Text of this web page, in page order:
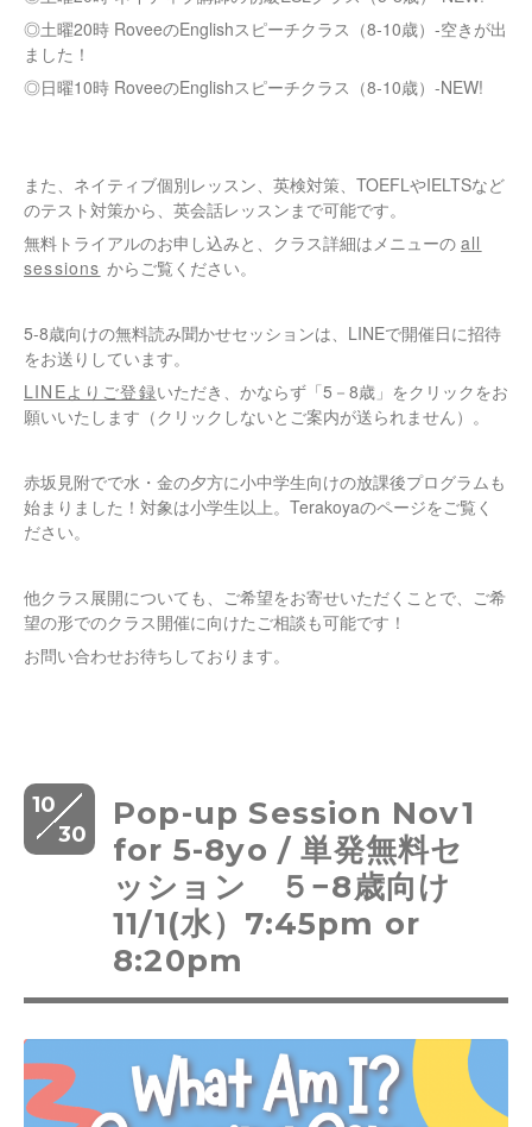
◎土曜20時 RoveeのEnglishスピーチクラス（8-10歳）-空きが出
ました！
◎日曜10時 RoveeのEnglishスピーチクラス（8-10歳）-NEW!
また、ネイティブ個別レッスン、英検対策、TOEFLやIELTSなど
のテスト対策から、英会話レッスンまで可能です。
無料トライアルのお申し込みと、クラス詳細はメニューの all
sessions からご覧ください。
5-8歳向けの無料読み聞かせセッションは、LINEで開催日に招待
をお送りしています。
LINEよりご登録いただき、かならず「5－8歳」をクリックをお
願いいたします（クリックしないとご案内が送られません）。
赤坂見附でで水・金の夕方に小中学生向けの放課後プログラムも
始まりました！対象は小学生以上。Terakoyaのページをご覧く
ださい。
他クラス展開についても、ご希望をお寄せいただくことで、ご希
望の形でのクラス開催に向けたご相談も可能です！
お問い合わせお待ちしております。
10
30
Pop-up Session Nov1
for 5-8yo / 単発無料セ
ッション ５−8歳向け
11/1(水）7:45pm or
8:20pm